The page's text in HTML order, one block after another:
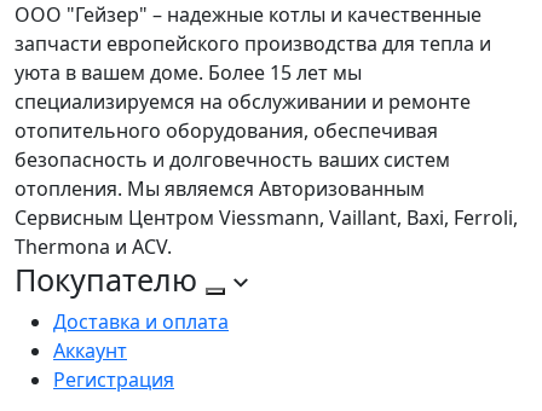
ООО "Гейзер" – надежные котлы и качественные
запчасти европейского производства для тепла и
уюта в вашем доме. Более 15 лет мы
специализируемся на обслуживании и ремонте
отопительного оборудования, обеспечивая
безопасность и долговечность ваших систем
отопления. Мы являемся Авторизованным
Сервисным Центром Viessmann, Vaillant, Baxi, Ferroli,
Thermona и ACV.
Покупателю
Доставка и оплата
Аккаунт
Регистрация